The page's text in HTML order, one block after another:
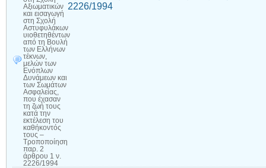
Αξιωματικών
και εισαγωγή
στη Σχολή
Αστυφυλάκων
υιοθετηθέντων
από τη Βουλή
των Ελλήνων
τέκνων,
μελών των
Ενόπλων
Δυνάμεων και
των Σωμάτων
Ασφαλείας,
που έχασαν
τη ζωή τους
κατά την
εκτέλεση του
καθήκοντός
τους –
Τροποποίηση
παρ. 2
άρθρου 1 ν.
2226/1994
2226/1994